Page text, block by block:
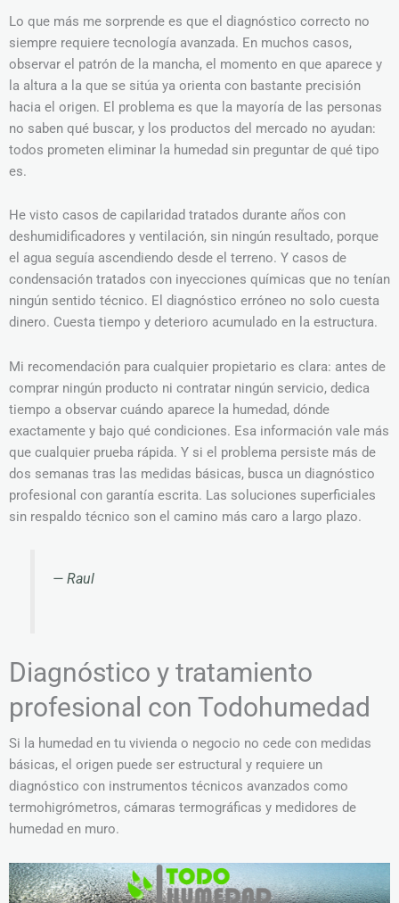
Lo que más me sorprende es que el diagnóstico correcto no
siempre requiere tecnología avanzada. En muchos casos,
observar el patrón de la mancha, el momento en que aparece y
la altura a la que se sitúa ya orienta con bastante precisión
hacia el origen. El problema es que la mayoría de las personas
no saben qué buscar, y los productos del mercado no ayudan:
todos prometen eliminar la humedad sin preguntar de qué tipo
es.
He visto casos de capilaridad tratados durante años con
deshumidificadores y ventilación, sin ningún resultado, porque
el agua seguía ascendiendo desde el terreno. Y casos de
condensación tratados con inyecciones químicas que no tenían
ningún sentido técnico. El diagnóstico erróneo no solo cuesta
dinero. Cuesta tiempo y deterioro acumulado en la estructura.
Mi recomendación para cualquier propietario es clara: antes de
comprar ningún producto ni contratar ningún servicio, dedica
tiempo a observar cuándo aparece la humedad, dónde
exactamente y bajo qué condiciones. Esa información vale más
que cualquier prueba rápida. Y si el problema persiste más de
dos semanas tras las medidas básicas, busca un diagnóstico
profesional con garantía escrita. Las soluciones superficiales
sin respaldo técnico son el camino más caro a largo plazo.
— Raul
Diagnóstico y tratamiento
profesional con Todohumedad
Si la humedad en tu vivienda o negocio no cede con medidas
básicas, el origen puede ser estructural y requiere un
diagnóstico con instrumentos técnicos avanzados como
termohigrómetros, cámaras termográficas y medidores de
humedad en muro.